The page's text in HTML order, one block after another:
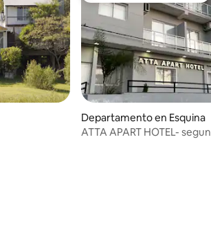
Departamento en Esquina
ATTA APART HOTEL-